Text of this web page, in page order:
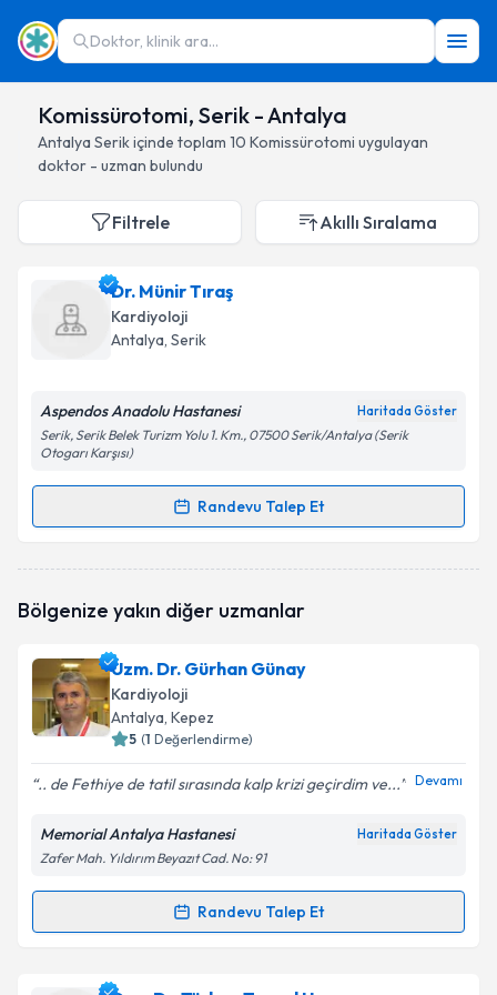
Doktor, klinik ara...
Komissürotomi, Serik - Antalya
Antalya Serikiçinde toplam 10 Komissürotomi uygulayan
doktor - uzman bulundu
Filtrele Akıllı Sıralama
Dr. Münir Tıraş
Kardiyoloji
Antalya, Serik
Aspendos Anadolu Hastanesi Haritada Göster
Serik, Serik Belek Turizm Yolu 1. Km., 07500 Serik/Antalya (Serik
Otogarı Karşısı)
Randevu Talep Et
Randevu Takvimi Talebi
Size bu uzmandan randevu almanız için bir takvim
E-posta Adresiniz
Kişisel verilerimin işlenmesine ilişkinAydınlatma
kapsamda işlenmesini kabul ediyorum.
Takvim Talebini Gönder
Bölgenize yakın diğer uzmanlar
Uzm. Dr. Gürhan Günay
Kardiyoloji
Antalya, Kepez
5 (1 Değerlendirme)
.. de Fethiye de tatil sırasında kalp krizi geçirdim ve... Devamı
Memorial Antalya Hastanesi Haritada Göster
Zafer Mah. Yıldırım Beyazıt Cad. No: 91
Randevu Talep Et
Randevu Takvimi Talebi